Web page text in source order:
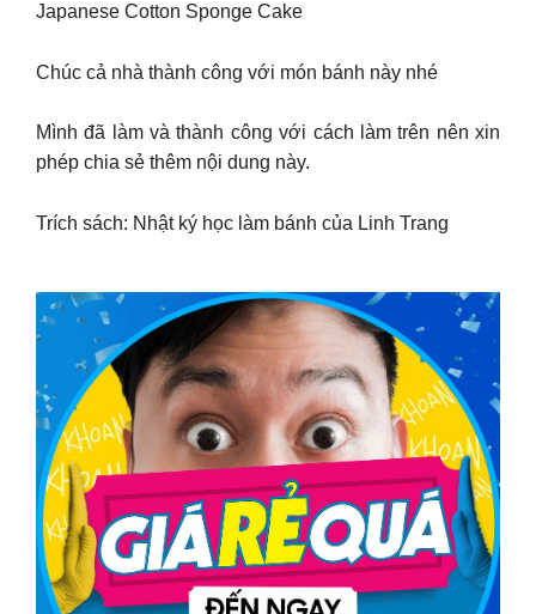
Japanese Cotton Sponge Cake
Chúc cả nhà thành công với món bánh này nhé
Mình đã làm và thành công với cách làm trên nên xin
phép chia sẻ thêm nội dung này.
Trích sách: Nhật ký học làm bánh của Linh Trang